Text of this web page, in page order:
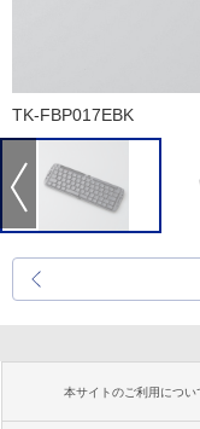
TK-FBP017EBK
本サイトのご利用につい